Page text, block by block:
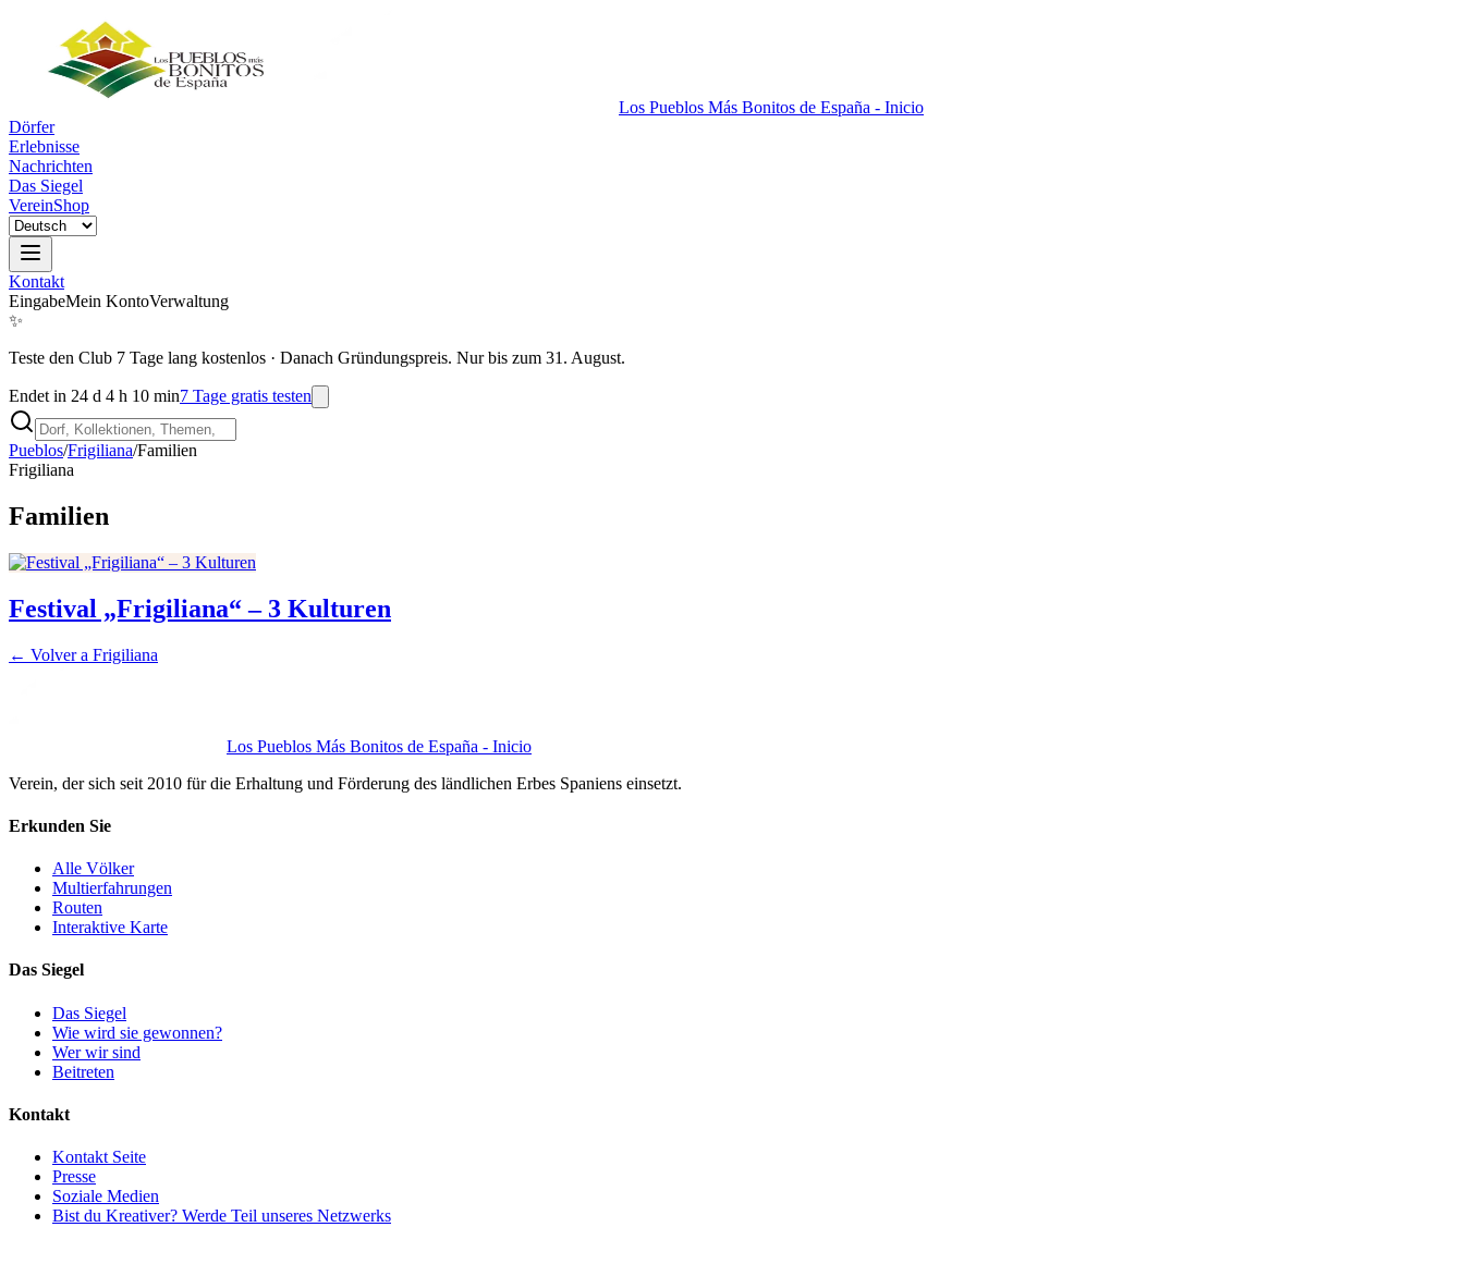
Los Pueblos Más Bonitos de España - Inicio
Dörfer
Erlebnisse
Nachrichten
Das Siegel
VereinShop
Kontakt
EingabeMein KontoVerwaltung
✨
Teste den Club 7 Tage lang kostenlos · Danach Gründungspreis. Nur bis zum 31. August.
Endet in 24 d 4 h 10 min7 Tage gratis testen
Pueblos/Frigiliana/Familien
Frigiliana
Familien
Festival „Frigiliana“ – 3 Kulturen
← Volver a Frigiliana
Los Pueblos Más Bonitos de España - Inicio
Verein, der sich seit 2010 für die Erhaltung und Förderung des ländlichen Erbes Spaniens einsetzt.
Erkunden Sie
Alle Völker
Multierfahrungen
Routen
Interaktive Karte
Das Siegel
Das Siegel
Wie wird sie gewonnen?
Wer wir sind
Beitreten
Kontakt
Kontakt Seite
Presse
Soziale Medien
Bist du Kreativer? Werde Teil unseres Netzwerks